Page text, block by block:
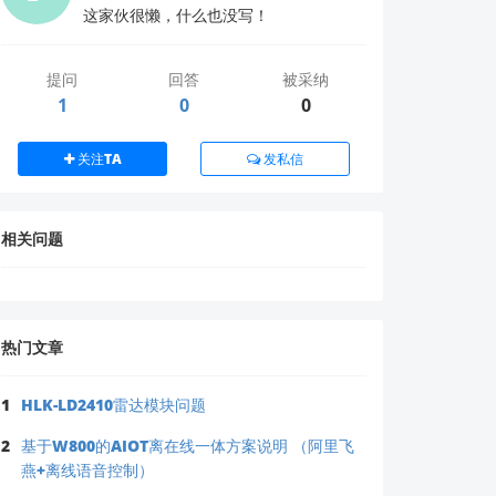
这家伙很懒，什么也没写！
提问
1
回答
0
被采纳
0
关注TA 发私信
相关问题
热门文章
1
HLK-LD2410雷达模块问题
2 基于W800的AIOT离在线一体方案说明 （阿里飞
燕+离线语音控制）